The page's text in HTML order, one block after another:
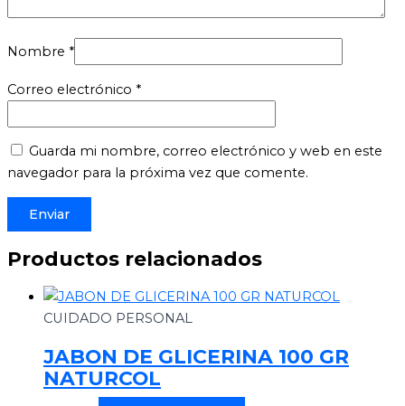
Nombre *
Correo electrónico *
Guarda mi nombre, correo electrónico y web en este
navegador para la próxima vez que comente.
Productos relacionados
CUIDADO PERSONAL
JABON DE GLICERINA 100 GR
NATURCOL